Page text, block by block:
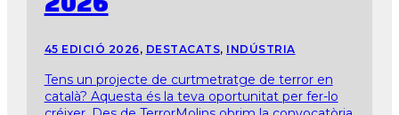
45 EDICIÓ 2026, DESTACATS, INDÚSTRIA
Tens un projecte de curtmetratge de terror en
català? Aquesta és la teva oportunitat per fer-lo